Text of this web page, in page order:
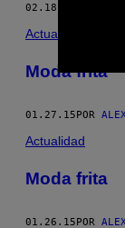
02.18.15
Actualidad
Moda frita
01.27.15POR
Actualidad
Moda frita
01.26.15POR